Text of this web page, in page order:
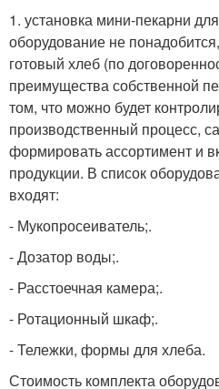
1. установка мини-пекарни
оборудование не
готовый хлеб (по
преимущества собственной
том, что можно будет
производственный процесс,
формировать ассортимент и
продукции. В список
входят:
- Мукопросеиватель;.
- Дозатор воды;.
- Расстоечная камера;.
- Ротационный шкаф;.
- Тележки, формы для хлеба.
Стоимость комплекта